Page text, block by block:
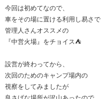
今回は初めてなので、
車をその場に置ける利用し易さで
管理人さんオススメの
『中営火場』をチョイス⛺️
設営が終わってから、
次回のためのキャンプ場内の
視察をしてみましたが